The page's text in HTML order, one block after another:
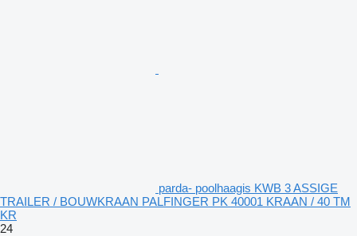
parda- poolhaagis KWB 3 ASSIGE
TRAILER / BOUWKRAAN PALFINGER PK 40001 KRAAN / 40 TM
KR
24